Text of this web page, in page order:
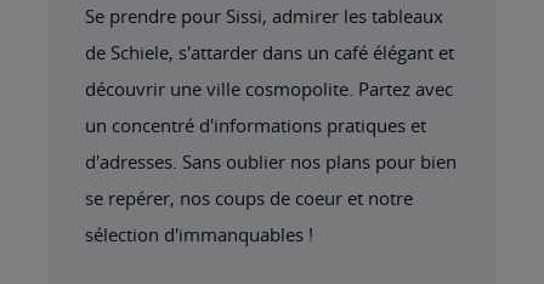
Se prendre pour Sissi, admirer les tableaux
de Schiele, s'attarder dans un café élégant et
découvrir une ville cosmopolite. Partez avec
un concentré d'informations pratiques et
d'adresses. Sans oublier nos plans pour bien
se repérer, nos coups de coeur et notre
sélection d'immanquables !